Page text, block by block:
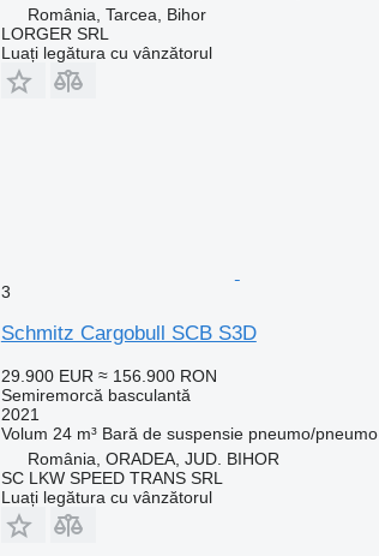
România, Tarcea, Bihor
LORGER SRL
Luați legătura cu vânzătorul
3
Schmitz Cargobull SCB S3D
29.900 EUR ≈ 156.900 RON
Semiremorcă basculantă
2021
Volum 24 m³ Bară de suspensie pneumo/pneumo
România, ORADEA, JUD. BIHOR
SC LKW SPEED TRANS SRL
Luați legătura cu vânzătorul